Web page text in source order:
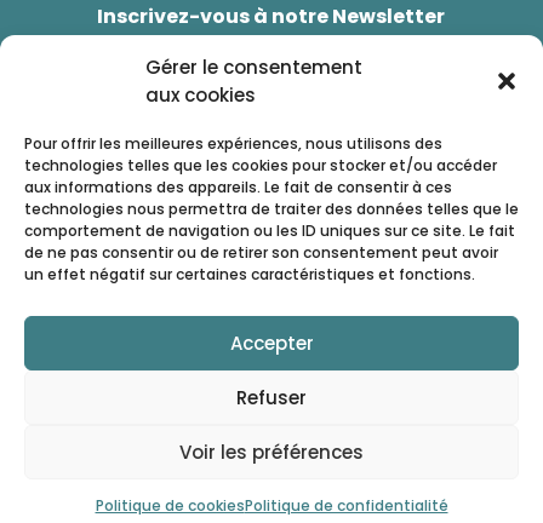
Gérer le consentement
aux cookies
Pour offrir les meilleures expériences, nous utilisons des
technologies telles que les cookies pour stocker et/ou accéder
aux informations des appareils. Le fait de consentir à ces
technologies nous permettra de traiter des données telles que le
comportement de navigation ou les ID uniques sur ce site. Le fait
de ne pas consentir ou de retirer son consentement peut avoir
un effet négatif sur certaines caractéristiques et fonctions.
Accepter
Refuser
Voir les préférences
Politique de cookiesPolitique de confidentialité
Inscrivez-vous à notre Newsletter
prochaines commande
Mentions Légales|Politique de
Pineapple Squad